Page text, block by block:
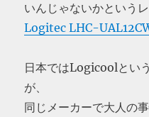
いんじゃないかという
Logitec LHC-
日本ではLogicoolとい
が、
同じメーカーで大人の